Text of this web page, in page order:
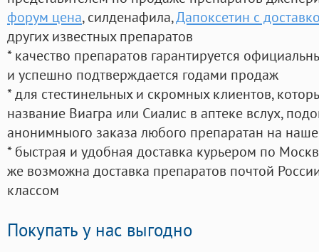
форум цена, силденафила,Дапоксетин с
других известных препаратов
* качество препаратов гарантируется
и успешно подтверждается годами продаж
* для стестинельных и скромных клиентов,
название Виагра или Сиалис в аптеке вслух,
анонимныого заказа любого препаратан на
* быстрая и удобная доставка курьером по
же возможна доставка препаратов почтой
классом
Покупать у нас выгодно